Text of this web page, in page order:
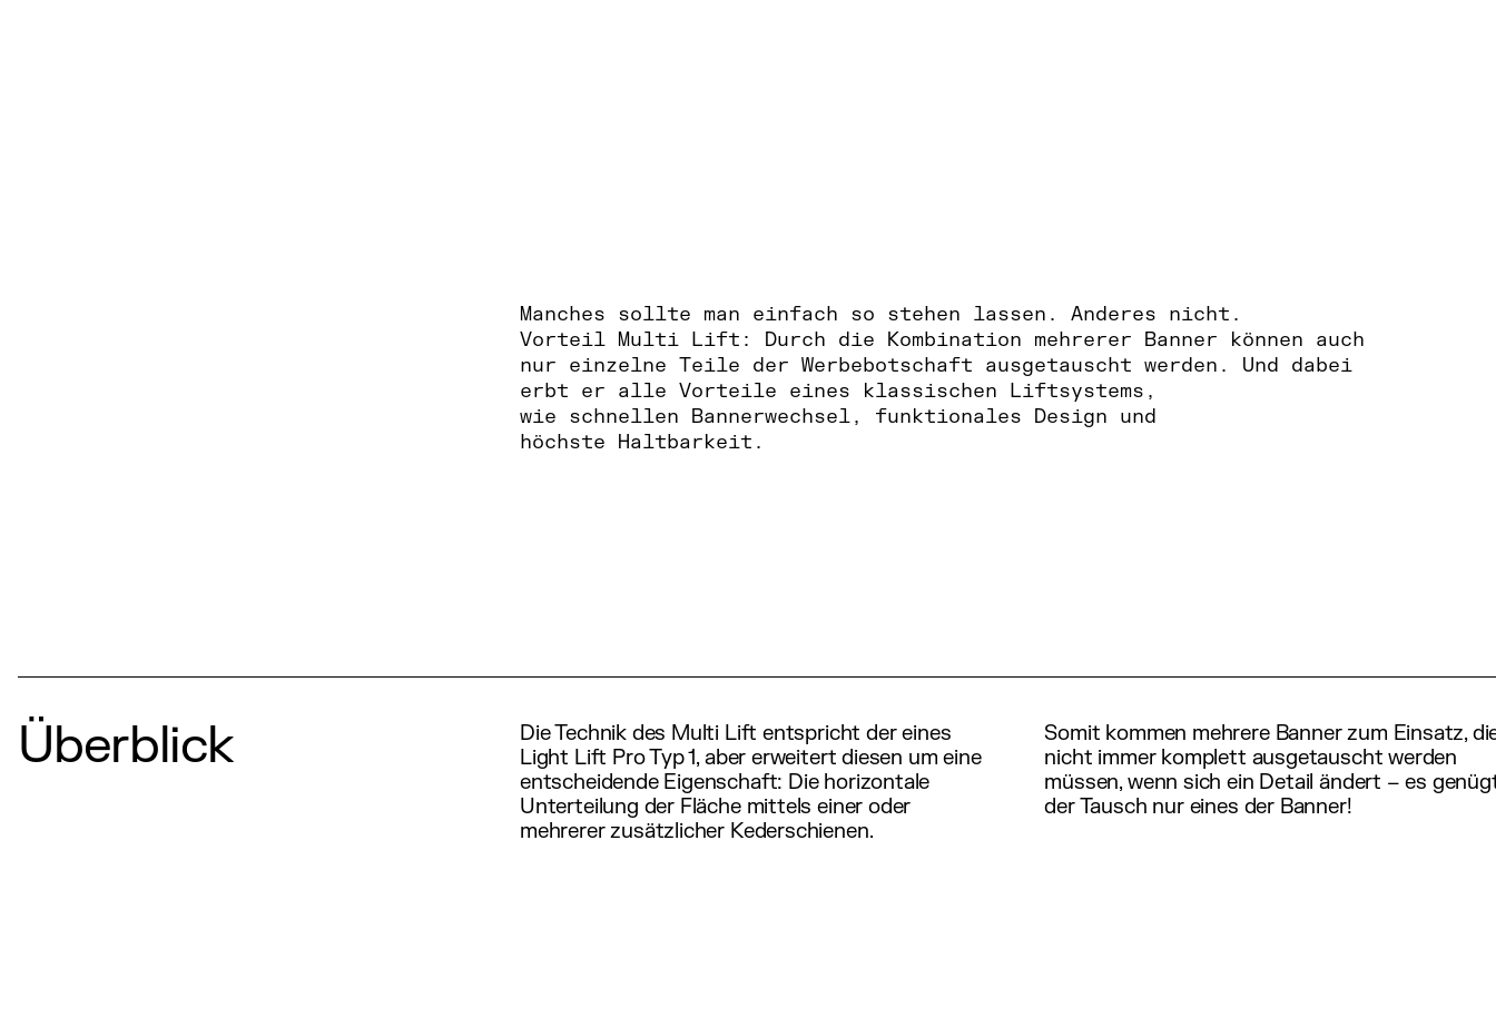
Manches sollte man einfach so stehen lassen. Anderes nicht.
Vorteil Multi Lift: Durch die Kombination mehrerer Banner können auch
nur einzelne Teile der Werbebotschaft ausgetauscht werden. Und dabei
erbt er alle Vorteile eines klassischen Liftsystems,
wie schnellen Bannerwechsel, funktionales Design und
höchste Haltbarkeit.
Somit kommen mehrere Banner zum Einsatz,
nicht immer komplett ausgetauscht werden
müssen, wenn sich ein Detail ändert – es
der Tausch nur eines der Banner!
Überblick
Die Technik des Multi Lift entspricht der eines
Light Lift ProTyp 1, aber erweitert diesen um eine
entscheidende Eigenschaft: Die horizontale
Unterteilung der Fläche mittels einer oder
mehrerer zusätzlicher Kederschienen.